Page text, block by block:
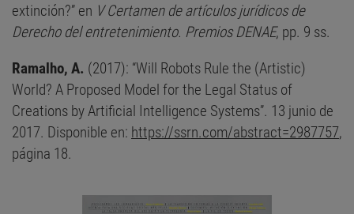
extinción?” en V Certamen de artículos jurídicos de
Derecho del entretenimiento. Premios DENAE, pp. 9 ss.
Ramalho, A. (2017): “Will Robots Rule the (Artistic)
World? A Proposed Model for the Legal Status of
Creations by Artificial Intelligence Systems”. 13 junio de
2017. Disponible en: https://ssrn.com/abstract=2987757,
página 18.